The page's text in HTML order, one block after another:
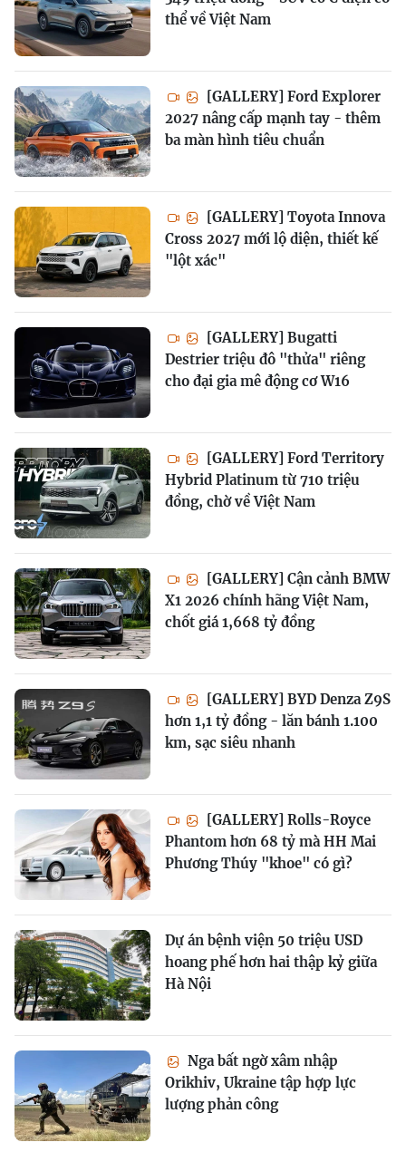
thể về Việt Nam
[GALLERY] Ford Explorer
2027 nâng cấp mạnh tay - thêm
ba màn hình tiêu chuẩn
[GALLERY] Toyota Innova
Cross 2027 mới lộ diện, thiết kế
"lột xác"
[GALLERY] Bugatti
Destrier triệu đô "thửa" riêng
cho đại gia mê động cơ W16
[GALLERY] Ford Territory
Hybrid Platinum từ 710 triệu
đồng, chờ về Việt Nam
[GALLERY] Cận cảnh BMW
X1 2026 chính hãng Việt Nam,
chốt giá 1,668 tỷ đồng
[GALLERY] BYD Denza Z9S
hơn 1,1 tỷ đồng - lăn bánh 1.100
km, sạc siêu nhanh
[GALLERY] Rolls-Royce
Phantom hơn 68 tỷ mà HH Mai
Phương Thúy "khoe" có gì?
Dự án bệnh viện 50 triệu USD
hoang phế hơn hai thập kỷ giữa
Hà Nội
Nga bất ngờ xâm nhập
Orikhiv, Ukraine tập hợp lực
lượng phản công